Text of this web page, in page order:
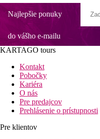
Najlepšie ponuky
do vášho e-mailu
KARTAGO tours
Kontakt
Pobočky
Kariéra
O nás
Pre predajcov
Prehlásenie o prístupnosti
Pre klientov